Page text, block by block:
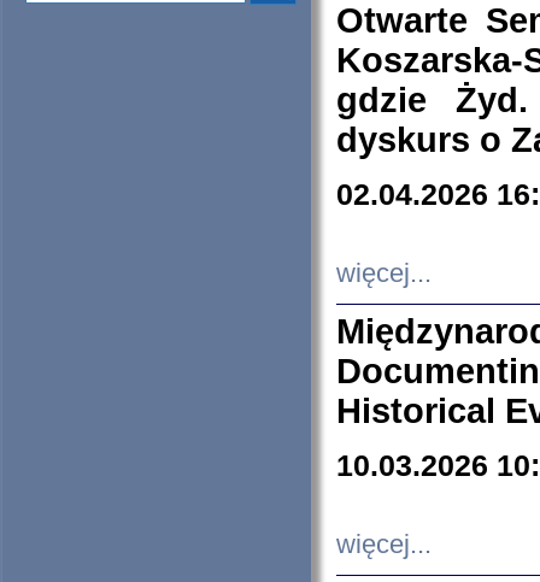
Otwarte
Koszarska-
gdzie
dyskurs o
02.04.2026
więcej...
Historical
10.03.2026
więcej...